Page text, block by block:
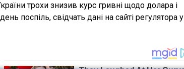
трохи знизив курс гривні щодо долара і
поспіль, свідчать дані на сайті регулятора у